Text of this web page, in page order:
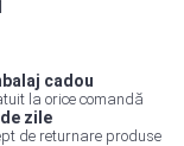
cadou
la orice comandă
zile
de returnare produse